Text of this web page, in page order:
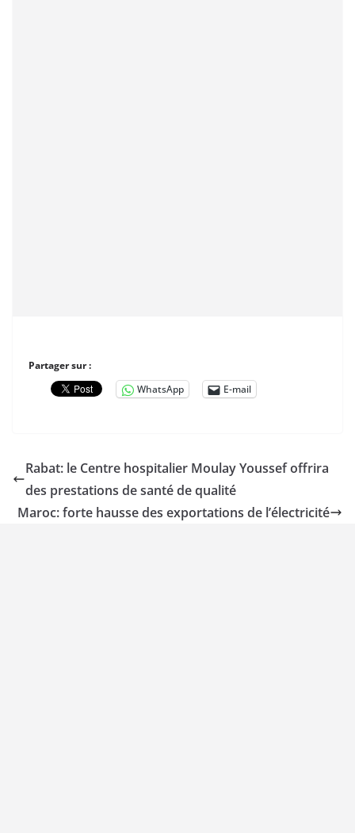
Partager sur :
WhatsApp
E-mail
Rabat: le Centre hospitalier Moulay Youssef offrira
des prestations de santé de qualité
Maroc: forte hausse des exportations de l’électricité